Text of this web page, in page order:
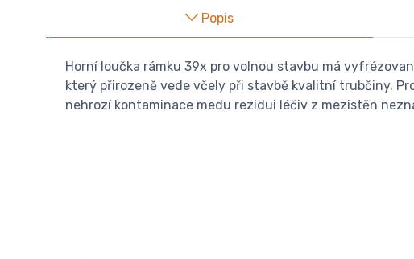
Popis
Horní loučka rámku 39x pro volnou stavbu má
který přirozeně vede včely při stavbě kvalitní trubčiny.
nehrozí kontaminace medu rezidui léčiv z mezistěn